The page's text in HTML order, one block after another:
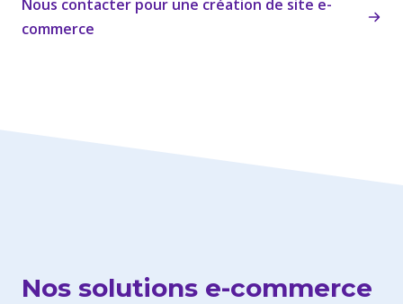
Nous contacter pour une création de site e-
commerce
Nos solutions e-commerce